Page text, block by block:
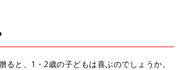
と、1・2歳の子どもは喜ぶのでしょうか。